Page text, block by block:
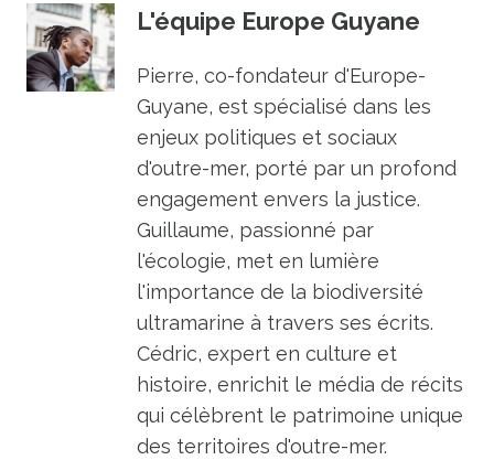
L'équipe Europe Guyane
Pierre, co-fondateur d'Europe-
Guyane, est spécialisé dans les
enjeux politiques et sociaux
d'outre-mer, porté par un profond
engagement envers la justice.
Guillaume, passionné par
l'écologie, met en lumière
l'importance de la biodiversité
ultramarine à travers ses écrits.
Cédric, expert en culture et
histoire, enrichit le média de récits
qui célèbrent le patrimoine unique
des territoires d'outre-mer.